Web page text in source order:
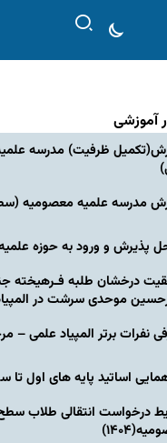
آموزشی
ظرفیت) مدرسه
مدرسه علمیه معصومیه‌
پذیرش و ورود به حوزه
درخشان طلبه فـرهیخته
موحدی سرشت در
نفرات برتر المپیاد علمی –
اساتید پایه های اول تا
درخواست انتقالی طلاب